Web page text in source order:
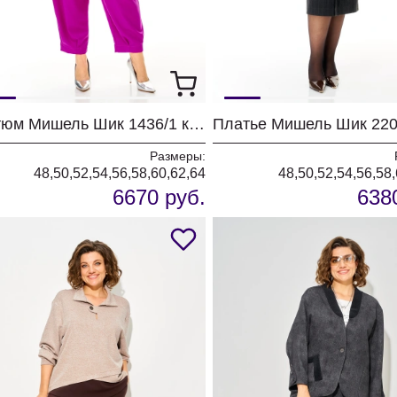
Костюм Мишель Шик 1436/1 королевский пурпур
Размеры:
48,50,52,54,56,58,60,62,64
6670 руб.